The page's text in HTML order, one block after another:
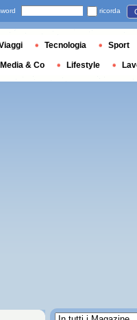
ricorda
Tecnologia Sport
Media & Co Lifestyle